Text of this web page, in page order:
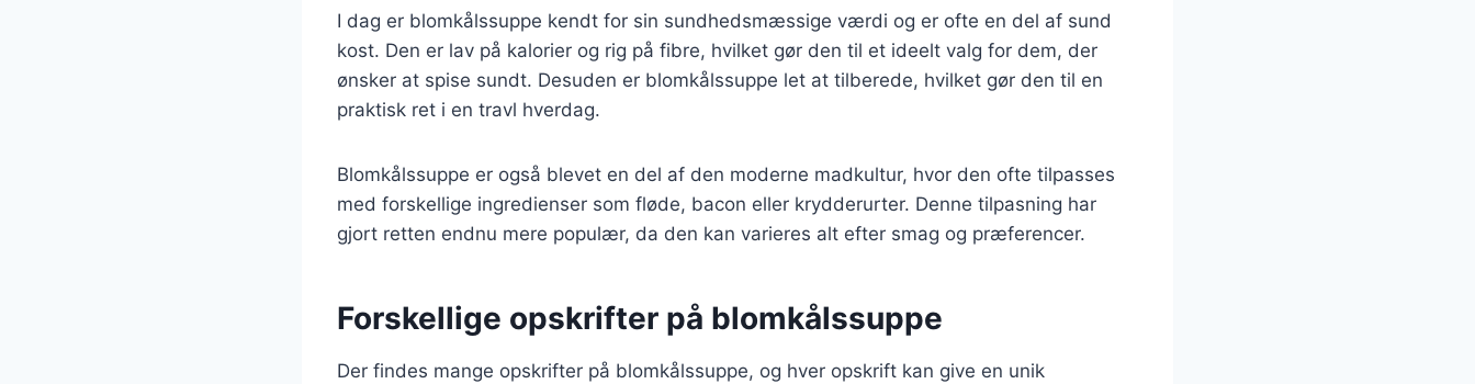
I dag er blomkålssuppe kendt for sin sundhedsmæssige værdi og er ofte en del af sund
kost. Den er lav på kalorier og rig på fibre, hvilket gør den til et ideelt valg for dem, der
ønsker at spise sundt. Desuden er blomkålssuppe let at tilberede, hvilket gør den til en
praktisk ret i en travl hverdag.
Blomkålssuppe er også blevet en del af den moderne madkultur, hvor den ofte tilpasses
med forskellige ingredienser som fløde, bacon eller krydderurter. Denne tilpasning har
gjort retten endnu mere populær, da den kan varieres alt efter smag og præferencer.
Forskellige opskrifter på blomkålssuppe
Der findes mange opskrifter på blomkålssuppe, og hver opskrift kan give en unik